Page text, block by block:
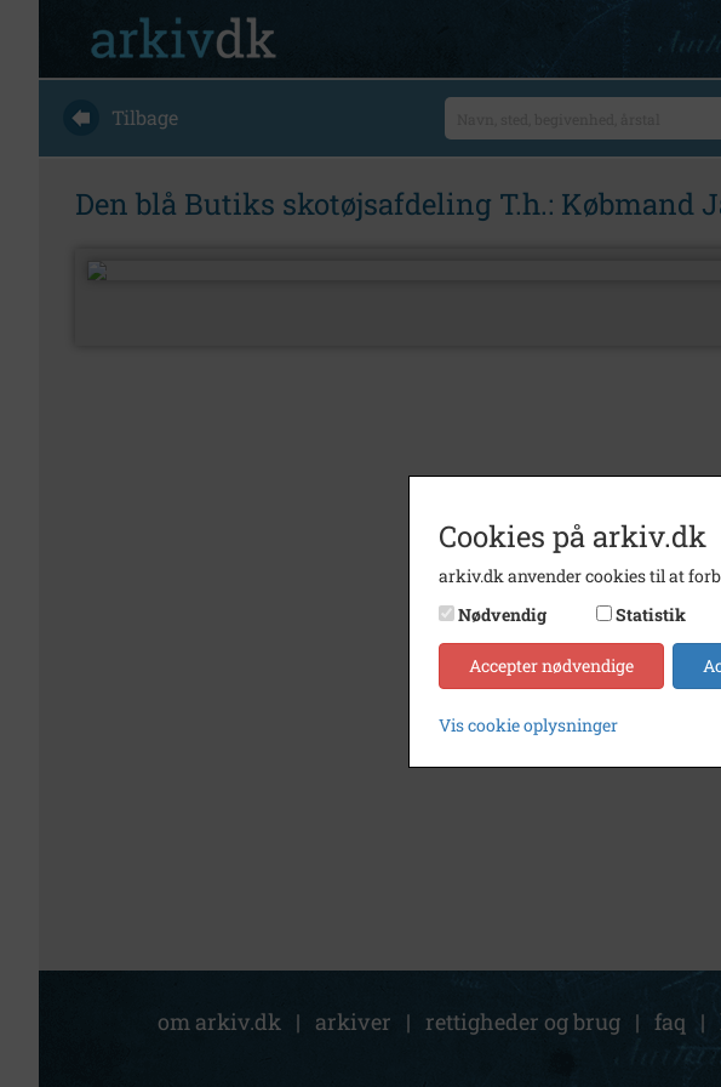
Tilbage
Den blå Butiks skotøjsafdeling T.h.: Købmand
om arkiv.dk | arkiver | rettigheder og brug | faq |
Cookies på arkiv.dk
arkiv.dk anvender cookies til at
Nødvendig
Statistik
Accepter nødvendige
Vis cookie oplysninger